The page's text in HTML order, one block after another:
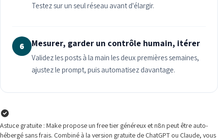
Testez sur un seul réseau avant d'élargir.
6 Mesurer, garder un contrôle humain, itérer
Validez les posts à la main les deux premières semaines,
ajustez le prompt, puis automatisez davantage.
Astuce gratuite : Make propose un free tier généreux et n8n peut être auto-
hébergé sans frais. Combiné à la version gratuite de ChatGPT ou Claude, vous